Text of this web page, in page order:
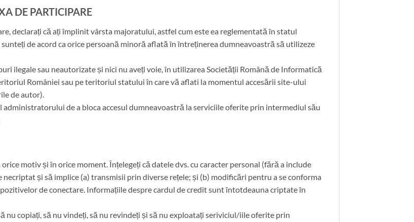
DE PARTICIPARE
declarați că ați împlinit vârsta majoratului, astfel cum este ea reglementată în statul
de acord ca orice persoană minoră aflată în întreținerea dumneavoastră să utilizeze
ilegale sau neautorizate și nici nu aveți voie, în utilizarea Societății Română de Informatică
României sau pe teritoriul statului în care vă aflati la momentul accesării site-ului
de autor).
de a bloca accesul dumneavoastră la serviciile oferite prin intermediul său
motiv și în orice moment. Înțelegeți că datele dvs. cu caracter personal (fără a include
și să implice (a) transmisii prin diverse rețele; și (b) modificări pentru a se conforma
de conectare. Informațiile despre cardul de credit sunt întotdeauna criptate în
nu copiați, să nu vindeți, să nu revindeți și să nu exploatați seriviciul/iile oferite prin